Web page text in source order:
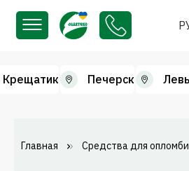
Крещатик Печерск
Главная Средства для